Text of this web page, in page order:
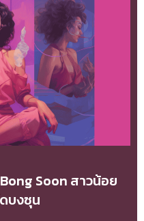
Soon สาวน้อย
บงซุน